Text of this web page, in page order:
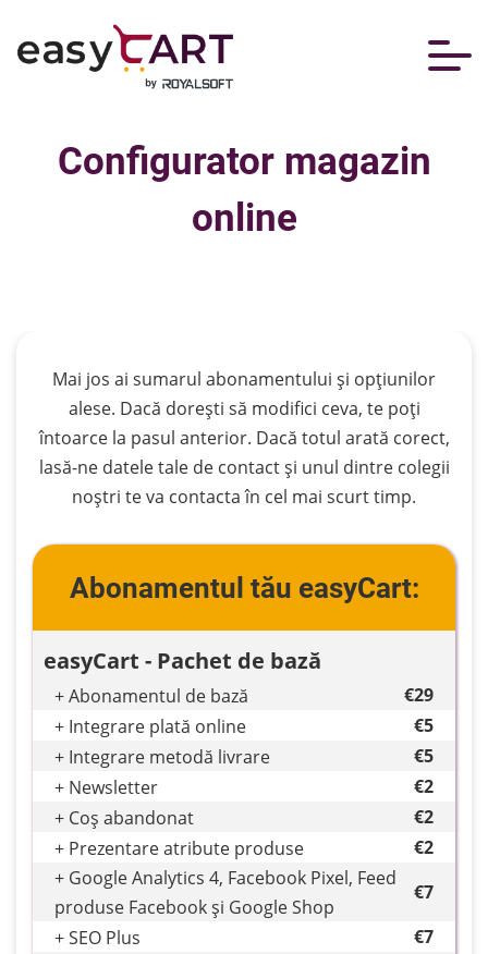
Configurator magazin
online
Filtrează
Firme
specialitate
Firme
Mici
Firme
Medii
Mai jos ai sumarul abonamentului și opțiunilor
alese. Dacă dorești să modifici ceva, te poți
întoarce la pasul anterior. Dacă totul arată corect,
lasă-ne datele tale de contact și unul dintre colegii
noștri te va contacta în cel mai scurt timp.
Abonamentul tău easyCart:
easyCart - Pachet de bază
+ Abonamentul de bază €29
+ Integrare plată online €5
+ Integrare metodă livrare €5
+ Newsletter €2
+ Coș abandonat €2
+ Prezentare atribute produse €2
+ Google Analytics 4, Facebook Pixel, Feed
produse Facebook și Google Shop
€7
+ SEO Plus €7